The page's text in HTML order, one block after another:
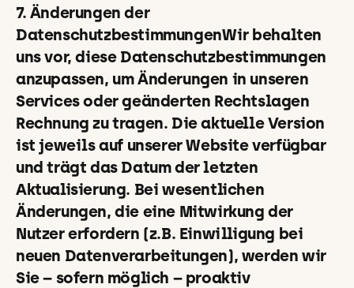
7. Änderungen der
DatenschutzbestimmungenWir behalten
uns vor, diese Datenschutzbestimmungen
anzupassen, um Änderungen in unseren
Services oder geänderten Rechtslagen
Rechnung zu tragen. Die aktuelle Version
ist jeweils auf unserer Website verfügbar
und trägt das Datum der letzten
Aktualisierung. Bei wesentlichen
Änderungen, die eine Mitwirkung der
Nutzer erfordern (z.B. Einwilligung bei
neuen Datenverarbeitungen), werden wir
Sie – sofern möglich – proaktiv